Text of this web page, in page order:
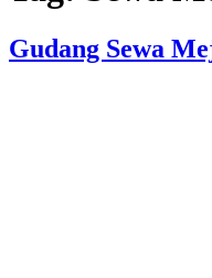
Gudang Sewa